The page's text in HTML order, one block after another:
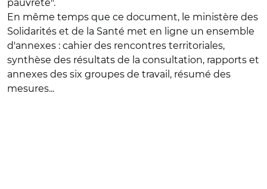
pauvreté".
En même temps que ce document, le ministère des
Solidarités et de la Santé met en ligne un ensemble
d'annexes : cahier des rencontres territoriales,
synthèse des résultats de la consultation, rapports et
annexes des six groupes de travail, résumé des
mesures...